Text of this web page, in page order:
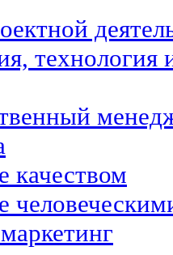
технология
качеством